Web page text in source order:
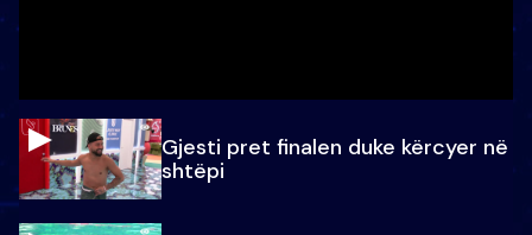
Gjesti pret finalen duke kërcyer në
shtëpi